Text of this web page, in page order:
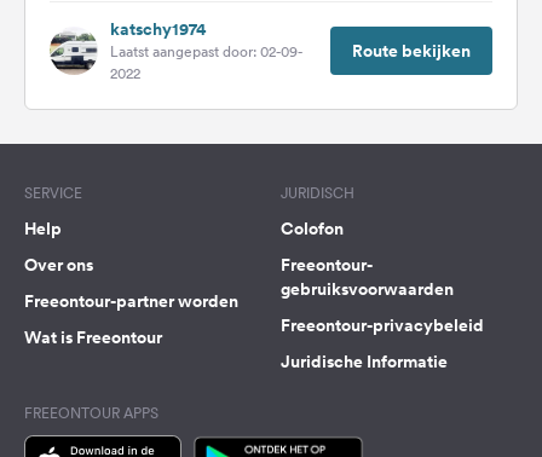
katschy1974
Laatst aangepast door: 02-09-
2022
Route bekijken
SERVICE
Help
Over ons
Freeontour-partner worden
Wat is Freeontour
JURIDISCH
Colofon
Freeontour-
gebruiksvoorwaarden
Freeontour-privacybeleid
Juridische Informatie
FREEONTOUR APPS